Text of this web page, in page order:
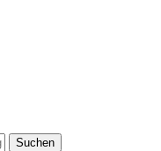
Suchen